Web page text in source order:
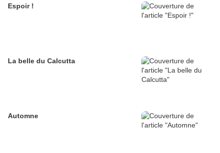
Espoir !
La belle du Calcutta
Automne